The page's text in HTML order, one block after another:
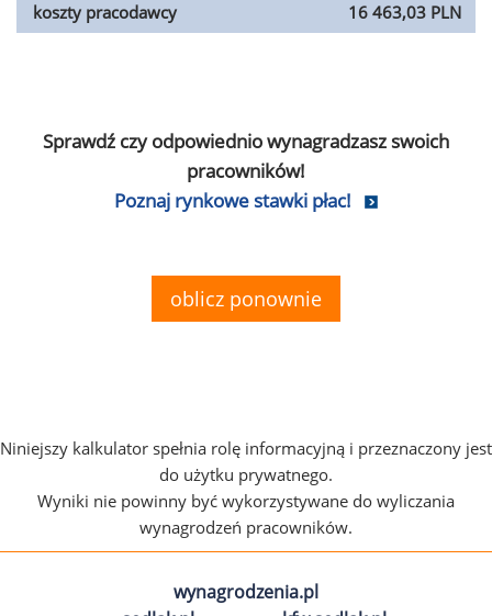
koszty pracodawcy
16 463,03 PLN
Sprawdź czy odpowiednio wynagradzasz swoich
pracowników!
Poznaj rynkowe stawki płac!
oblicz ponownie
Niniejszy kalkulator spełnia rolę informacyjną i przeznaczony jest
do użytku prywatnego.
Wyniki nie powinny być wykorzystywane do wyliczania
wynagrodzeń pracowników.
wynagrodzenia.pl